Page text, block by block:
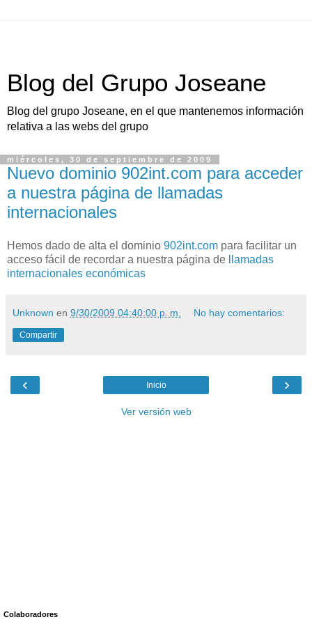
Blog del Grupo Joseane
Blog del grupo Joseane, en el que mantenemos información
relativa a las webs del grupo
miércoles, 30 de septiembre de 2009
Nuevo dominio 902int.com para acceder
a nuestra página de llamadas
internacionales
Hemos dado de alta el dominio 902int.com para facilitar un
acceso fácil de recordar a nuestra página de
llamadas
internacionales económicas
Unknown en 9/30/2009 04:40:00 p. m. No hay comentarios:
Compartir
‹ ›
Inicio
Ver versión web
Colaboradores